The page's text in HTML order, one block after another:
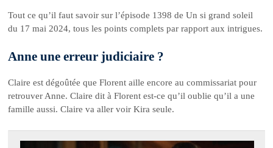
Tout ce qu’il faut savoir sur l’épisode 1398 de Un si grand soleil
du 17 mai 2024, tous les points complets par rapport aux intrigues.
Anne une erreur judiciaire ?
Claire est dégoûtée que Florent aille encore au commissariat pour
retrouver Anne. Claire dit à Florent est-ce qu’il oublie qu’il a une
famille aussi. Claire va aller voir Kira seule.